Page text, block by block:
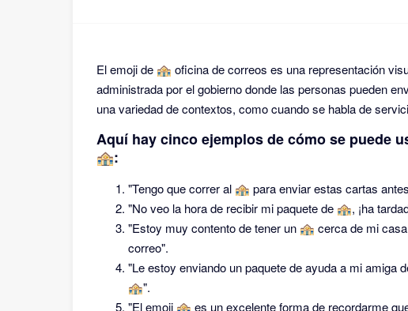
El emoji de 🏤 oficina de correos es una representación
administrada por el gobierno donde las personas pueden
una variedad de contextos, como cuando se habla de
Aquí hay cinco ejemplos de cómo se puede
🏤:
"Tengo que correr al 🏤 para enviar estas cartas
"No veo la hora de recibir mi paquete de 🏤, ¡ha
"Estoy muy contento de tener un 🏤 cerca de mi
correo".
"Le estoy enviando un paquete de ayuda a mi amiga
🏤".
"El emoji 🏤 es un excelente forma de recordarme